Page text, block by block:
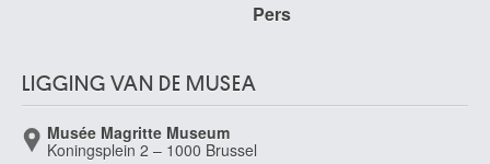
Pers
LIGGING VAN DE MUSEA
Musée Magritte Museum
Koningsplein 2 – 1000 Brussel